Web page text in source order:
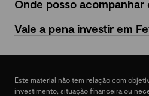
Onde posso acompanhar
Vale a pena investir em
Este material não tem relação com
investimento, situação financeira ou